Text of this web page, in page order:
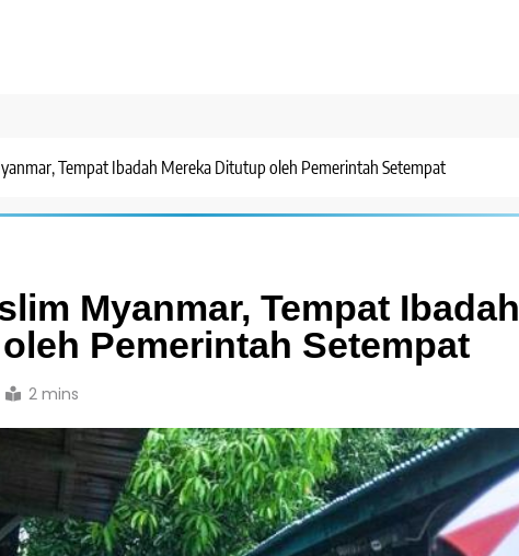
Tempat Ibadah Mereka Ditutup oleh Pemerintah Setempat
Myanmar, Tempat Ibadah
Pemerintah Setempat
2 mins